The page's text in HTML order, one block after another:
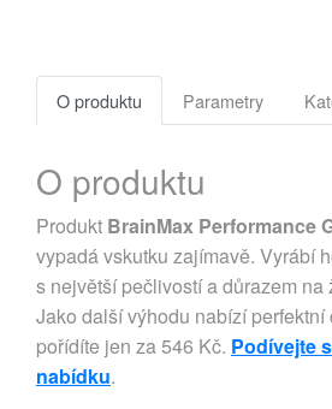
O produktu Parametry
O produktu
Produkt BrainMax Performance
vypadá vskutku zajímavě. Vyrábí
s největší pečlivostí a důrazem na
Jako další výhodu nabízí perfektní
pořídíte jen za 546 Kč. Podívejte
nabídku.